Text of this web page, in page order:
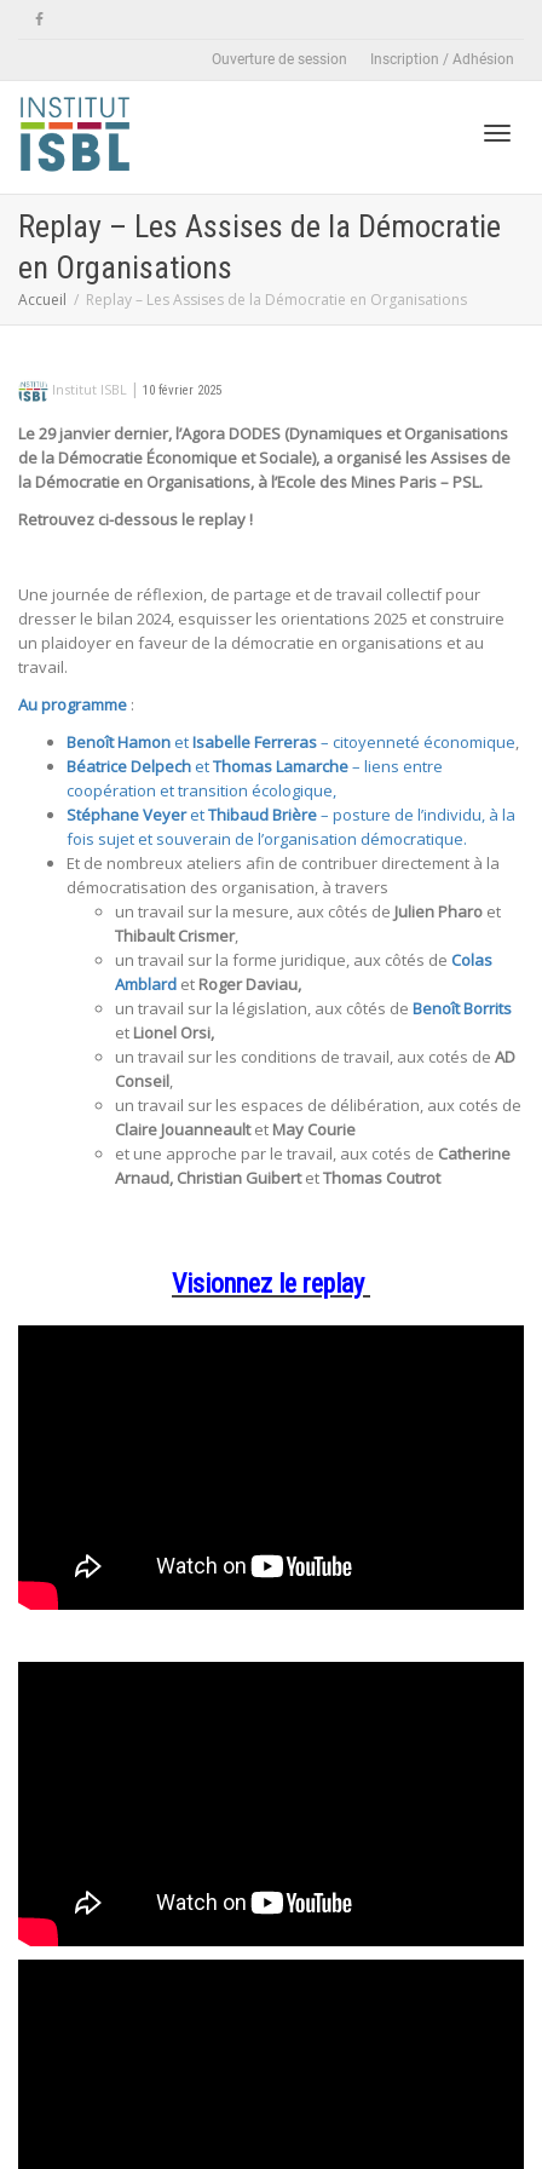
Ouverture de session Inscription / Adhésion
Replay – Les Assises de la Démocratie
en Organisations
Accueil Replay – Les Assises de la Démocratie en Organisations
Institut ISBL | 10 février 2025
Le 29 janvier dernier, l’Agora DODES (Dynamiques et Organisations
de la Démocratie Économique et Sociale), a organisé les Assises de
la Démocratie en Organisations, à l’Ecole des Mines Paris – PSL.
Retrouvez ci-dessous le replay !
Une journée de réflexion, de partage et de travail collectif pour
dresser le bilan 2024, esquisser les orientations 2025 et construire
un plaidoyer en faveur de la démocratie en organisations et au
travail.
Au programme :
Benoît Hamon etIsabelle Ferreras– citoyenneté économique,
Béatrice Delpech etThomas Lamarche– liens entre
coopération et transition écologique,
Stéphane VeyeretThibaud Brière– posture de l’individu, à la
fois sujet et souverain de l’organisation démocratique.
Et de nombreux ateliers afin de contribuer directement à la
démocratisation des organisation, à travers
un travail sur la mesure, aux côtés de Julien Pharo et
Thibault Crismer,
un travail sur la forme juridique, aux côtés de Colas
Amblard et Roger Daviau,
un travail sur la législation, aux côtés de Benoît Borrits
et Lionel Orsi,
un travail sur les conditions de travail, aux cotés de AD
Conseil,
un travail sur les espaces de délibération, aux cotés de
Claire Jouanneaultet May Courie
et une approche par le travail, aux cotés de Catherine
Arnaud, Christian GuibertetThomas Coutrot
Visionnez le replay